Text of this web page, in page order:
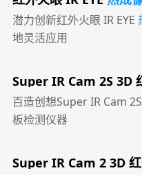
潜力创新红外火眼 IR EYE
地灵活应用
Super IR Cam 2S 3D
百造创想Super IR Cam
板检测仪器
Super IR Cam 2 3D